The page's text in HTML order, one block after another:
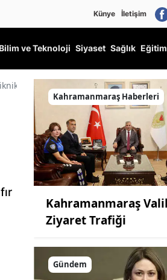
Künye İletişim
ve Teknoloji Siyaset Sağlık Eğitim
Etkinliği
Kahramanmaraş Haberleri
Kahramanmaraş
Ziyaret Trafiği
Gündem